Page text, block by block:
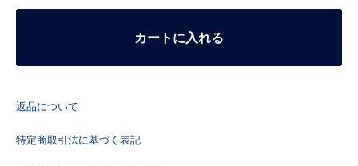
カートに入れる
返品について
特定商取引法に基づく表記